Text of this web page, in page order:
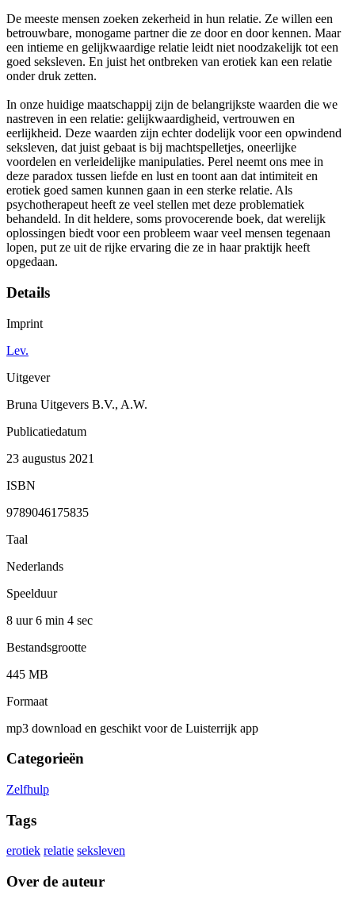
De meeste mensen zoeken zekerheid in hun relatie. Ze willen een
betrouwbare, monogame partner die ze door en door kennen. Maar
een intieme en gelijkwaardige relatie leidt niet noodzakelijk tot een
goed seksleven. En juist het ontbreken van erotiek kan een relatie
onder druk zetten.
In onze huidige maatschappij zijn de belangrijkste waarden die we
nastreven in een relatie: gelijkwaardigheid, vertrouwen en
eerlijkheid. Deze waarden zijn echter dodelijk voor een opwindend
seksleven, dat juist gebaat is bij machtspelletjes, oneerlijke
voordelen en verleidelijke manipulaties. Perel neemt ons mee in
deze paradox tussen liefde en lust en toont aan dat intimiteit en
erotiek goed samen kunnen gaan in een sterke relatie. Als
psychotherapeut heeft ze veel stellen met deze problematiek
behandeld. In dit heldere, soms provocerende boek, dat werelijk
oplossingen biedt voor een probleem waar veel mensen tegenaan
lopen, put ze uit de rijke ervaring die ze in haar praktijk heeft
opgedaan.
Details
Imprint
Lev.
Uitgever
Bruna Uitgevers B.V., A.W.
Publicatiedatum
23 augustus 2021
ISBN
9789046175835
Taal
Nederlands
Speelduur
8 uur 6 min 4 sec
Bestandsgrootte
445 MB
Formaat
mp3 download en geschikt voor de Luisterrijk app
Categorieën
Zelfhulp
Tags
erotiek relatie seksleven
Over de auteur